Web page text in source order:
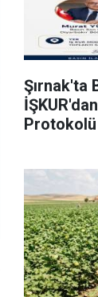
Şırnak'ta
Protokolü